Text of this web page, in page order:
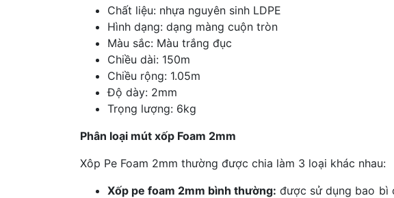
Chất liệu: nhựa nguyên sinh LDPE
Hình dạng: dạng màng cuộn tròn
Màu sắc: Màu trắng đục
Chiều dài: 150m
Chiều rộng: 1.05m
Độ dày: 2mm
Trọng lượng: 6kg
Phân loại mút xốp Foam 2mm
Xôp Pe Foam 2mm thường được chia làm 3 loại khác nhau:
Xốp pe foam 2mm bình thường: được sử dụng bao bì